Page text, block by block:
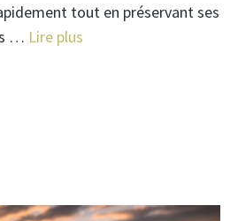
tout en préservant ses
… Lire plus